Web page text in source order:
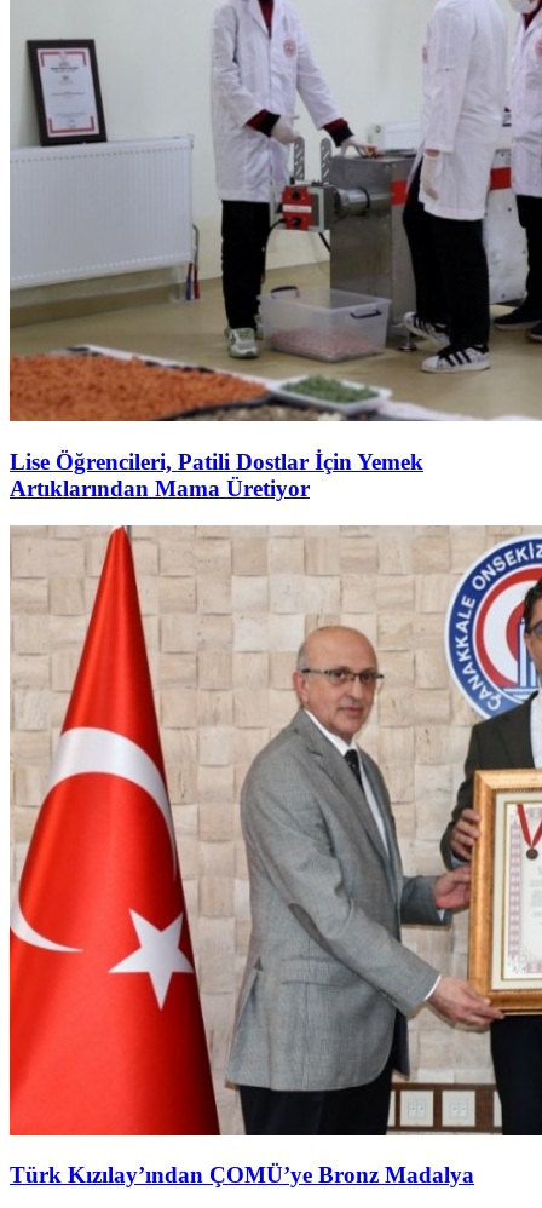
Lise Öğrencileri, Patili Dostlar İçin Yemek
Artıklarından Mama Üretiyor
Türk Kızılay’ından ÇOMÜ’ye Bronz Madalya